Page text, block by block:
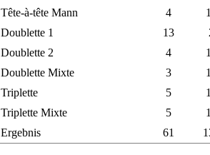
Tête-à-tête Mann
4
Doublette 1
13
Doublette 2
4
Doublette Mixte
3
Triplette
5
Triplette Mixte
5
Ergebnis
61